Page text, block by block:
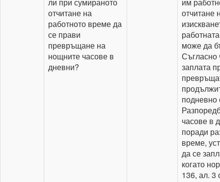
отчитане на
работното време да
се прави
превръщане на
нощните часове в
дневни?
отчитане
може да
Съгласно
заплата
подневно
часове в
поради
време,
да се
когато
136, ал. 3